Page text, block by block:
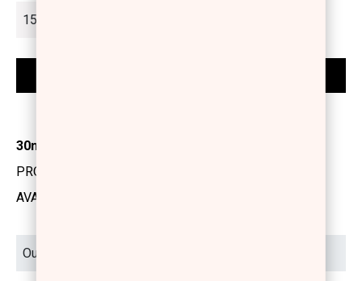
30ml
PRODUCT CODE: 1253035
AVAILABILITY: OUT OF STOCK